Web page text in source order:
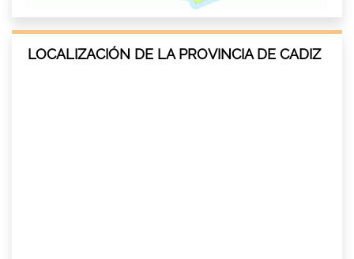
LOCALIZACIÓN DE LA PROVINCIA DE CADIZ